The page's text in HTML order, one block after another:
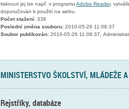
tisknout jej lze např. v programu Adobe Reader,
doporučován k použití na webu.
Počet stažení:338
Poslední změna souboru:2010-05-26 11:08:37
Soubor publikován:2010-05-26 11:08:37,
MINISTERSTVO ŠKOLSTVÍ, MLÁDEŽE
Rejstříky, databáze